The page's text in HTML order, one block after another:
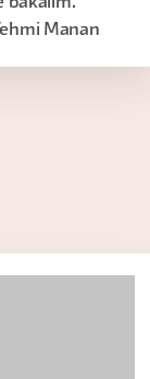
bakalım.
Manan